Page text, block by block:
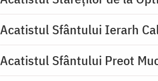
Acatistul Sfântului Ierarh
Acatistul Sfântului Preot